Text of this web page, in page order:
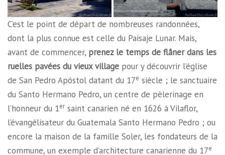
C’est le point de départ de nombreuses randonnées,
dont la plus connue est celle du Paisaje Lunar. Mais,
avant de commencer, prenez le temps de flâner dans les
ruelles pavées du vieux village pour y découvrir l’église
de San Pedro Apóstol datant du 17e siècle ; le sanctuaire
du Santo Hermano Pedro, un centre de pèlerinage en
l’honneur du 1er saint canarien né en 1626 à Vilaflor,
l’évangélisateur du Guatemala Santo Hermano Pedro ; ou
encore la maison de la famille Soler, les fondateurs de la
commune, un exemple d’architecture canarienne du 17e